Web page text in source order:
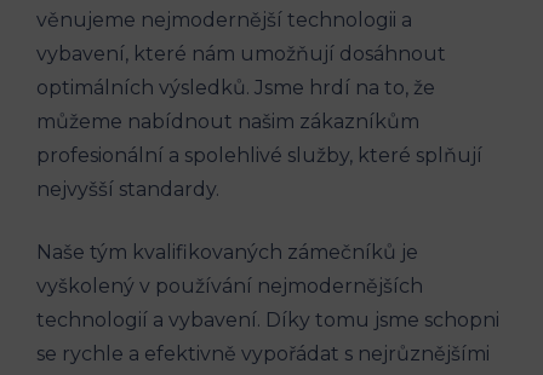
věnujeme nejmodernější technologii a
vybavení, které nám umožňují dosáhnout
optimálních výsledků. Jsme hrdí na to, že
můžeme nabídnout našim zákazníkům
profesionální a spolehlivé služby, které splňují
nejvyšší standardy.
Naše tým kvalifikovaných zámečníků je
vyškolený v používání nejmodernějších
technologií a vybavení. Díky tomu jsme schopni
se rychle a efektivně vypořádat s nejrůznějšími